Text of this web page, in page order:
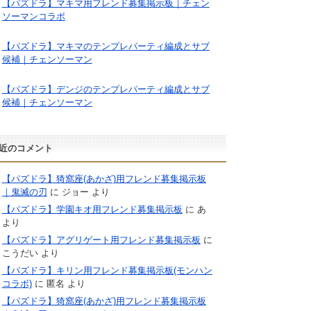
【パズドラ】マキマ用フレンド募集掲示板｜チェン
ソーマンコラボ
【パズドラ】マキマのテンプレパーティ編成とサブ
候補｜チェンソーマン
【パズドラ】デンジのテンプレパーティ編成とサブ
候補｜チェンソーマン
のコメント
【パズドラ】猗窩座(あかざ)用フレンド募集掲示板
｜鬼滅の刃 に ジョー より
【パズドラ】学園キオ用フレンド募集掲示板 に あ
より
【パズドラ】アグリゲート用フレンド募集掲示板 に
こうだいより
【パズドラ】キリン用フレンド募集掲示板(モンハン
コラボ)に 匿名 より
【パズドラ】猗窩座(あかざ)用フレンド募集掲示板